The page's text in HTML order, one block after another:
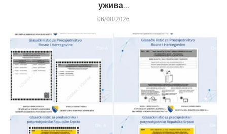
ужива...
06/08/2026